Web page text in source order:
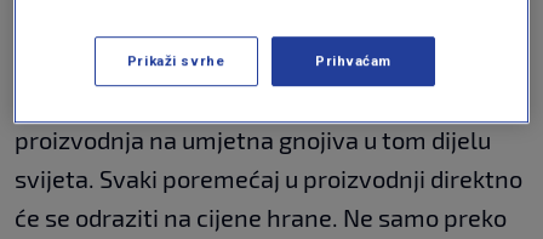
cijene na benzinskim pumpama i posljedice na
proizvodnja na umjetna gnojiva u tom dijelu
svijeta. Svaki poremećaj u proizvodnji direktno
će se odraziti na cijene hrane. Ne samo preko
Prikaži svrhe Prihvaćam